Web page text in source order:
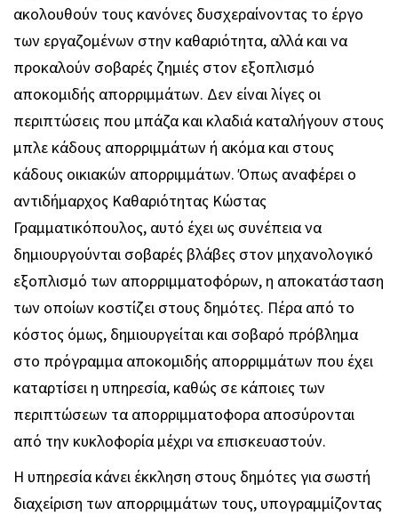
ακολουθούν τους κανόνες δυσχεραίνοντας το έργο
των εργαζομένων στην καθαριότητα, αλλά και να
προκαλούν σοβαρές ζημιές στον εξοπλισμό
αποκομιδής απορριμμάτων. Δεν είναι λίγες οι
περιπτώσεις που μπάζα και κλαδιά καταλήγουν στους
μπλε κάδους απορριμμάτων ή ακόμα και στους
κάδους οικιακών απορριμμάτων. Όπως αναφέρει ο
αντιδήμαρχος Καθαριότητας Κώστας
Γραμματικόπουλος, αυτό έχει ως συνέπεια να
δημιουργούνται σοβαρές βλάβες στον μηχανολογικό
εξοπλισμό των απορριμματοφόρων, η αποκατάσταση
των οποίων κοστίζει στους δημότες. Πέρα από το
κόστος όμως, δημιουργείται και σοβαρό πρόβλημα
στο πρόγραμμα αποκομιδής απορριμμάτων που έχει
καταρτίσει η υπηρεσία, καθώς σε κάποιες των
περιπτώσεων τα απορριμματοφορα αποσύρονται
από την κυκλοφορία μέχρι να επισκευαστούν.
Η υπηρεσία κάνει έκκληση στους δημότες για σωστή
διαχείριση των απορριμμάτων τους, υπογραμμίζοντας